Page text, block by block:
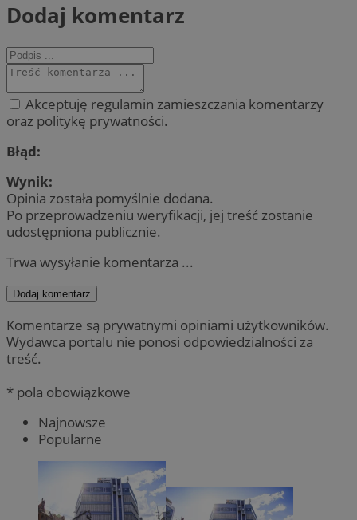
Dodaj komentarz
Akceptuję regulamin zamieszczania komentarzy
oraz politykę prywatności.
Błąd:
Wynik:
Opinia została pomyślnie dodana.
Po przeprowadzeniu weryfikacji, jej treść zostanie
udostępniona publicznie.
Trwa wysyłanie komentarza ...
Dodaj komentarz
Komentarze są prywatnymi opiniami użytkowników.
Wydawca portalu nie ponosi odpowiedzialności za
treść.
* pola obowiązkowe
Najnowsze
Popularne